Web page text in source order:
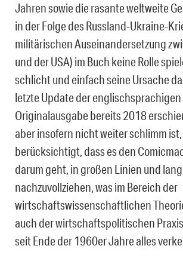
Jahren sowie die rasante weltweite
in der Folge des Russland-Ukraine-
militärischen Auseinandersetzung
und der USA) im Buch keine Rolle
schlicht und einfach seine Ursache
letzte Update der englischsprachigen
Originalausgabe bereits 2018
aber insofern nicht weiter schlimm
berücksichtigt, dass es den
darum geht, in großen Linien und
nachzuvollziehen, was im Bereich der
wirtschaftswissenschaftlichen
auch der wirtschaftspolitischen
seit Ende der 1960er Jahre alles